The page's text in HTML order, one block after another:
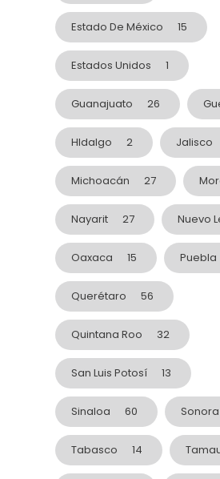
Estado De México 15
Estados Unidos 1
Guanajuato 26
HIdalgo 2 Jalisco
Michoacán 27
Nayarit 27 Nuevo
Oaxaca 15 Puebla
Querétaro 56
Quintana Roo 32
San Luis Potosí 13
Sinaloa 60 Sonora
Tabasco 14